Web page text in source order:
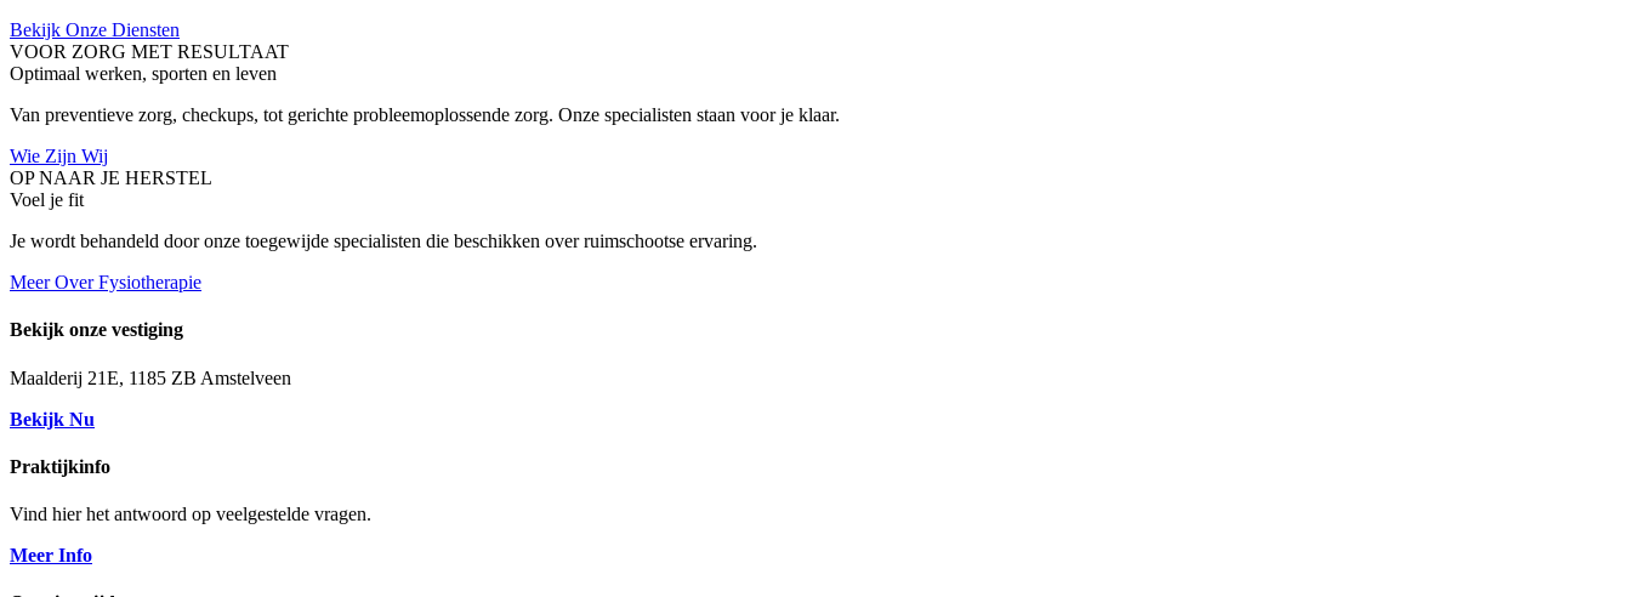
Bekijk Onze Diensten
VOOR ZORG MET RESULTAAT
Optimaal werken, sporten en leven
Van preventieve zorg, checkups, tot gerichte probleemoplossende zorg. Onze specialisten staan voor je klaar.
Wie Zijn Wij
OP NAAR JE HERSTEL
Voel je fit
Je wordt behandeld door onze toegewijde specialisten die beschikken over ruimschootse ervaring.
Meer Over Fysiotherapie
Bekijk onze vestiging
Maalderij 21E, 1185 ZB Amstelveen
Bekijk Nu
Praktijkinfo
Vind hier het antwoord op veelgestelde vragen.
Meer Info